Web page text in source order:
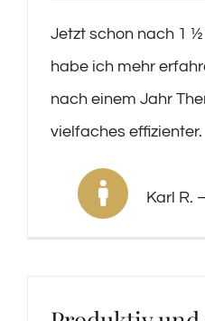
Jetzt schon nach 1
habe ich mehr
nach einem Jahr
vielfaches effizienter.
Karl R.